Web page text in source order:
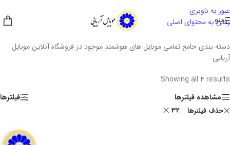
عبور به ناوبری
رفتن به محتوای اصلی
منو
دسته بندی جامع تمامی موبایل های هوشمند موجود در فروشگاه آنلاین موبایل
آریایی
Showing all 4 results
مشاهده فیلترها
فیلترها
حذف فیلترها 32